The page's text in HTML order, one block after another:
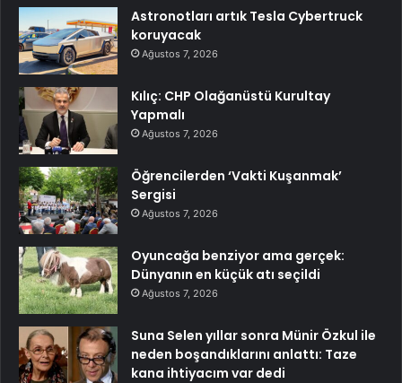
Astronotları artık Tesla Cybertruck
koruyacak
Ağustos 7, 2026
Kılıç: CHP Olağanüstü Kurultay
Yapmalı
Ağustos 7, 2026
Öğrencilerden ‘Vakti Kuşanmak’
Sergisi
Ağustos 7, 2026
Oyuncağa benziyor ama gerçek:
Dünyanın en küçük atı seçildi
Ağustos 7, 2026
Suna Selen yıllar sonra Münir Özkul ile
neden boşandıklarını anlattı: Taze
kana ihtiyacım var dedi